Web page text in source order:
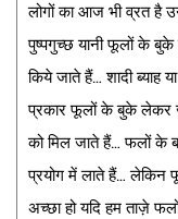
लोगों का आज भी व्रत है
पुष्पगुच्छ यानी फूलों के बुके
किये जाते हैं… शादी ब्याह
प्रकार फूलों के बुके
को मिल जाते हैं… फलों के
प्रयोग में लाते हैं…
अच्छा हो यदि हम ताज़े